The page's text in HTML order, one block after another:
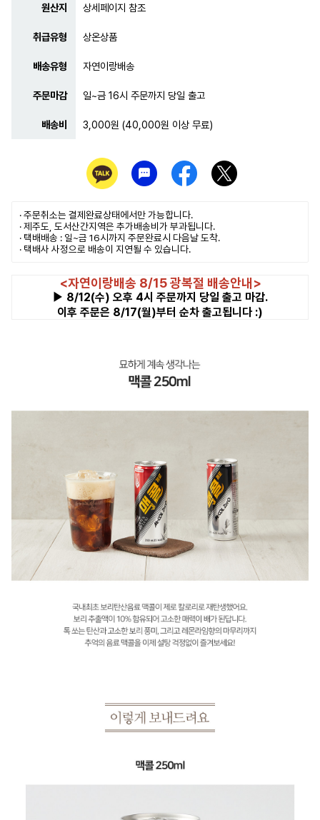
원산지 상세페이지 참조
취급유형 상온상품
배송유형 자연이랑배송
주문마감 일~금 16시 주문까지 당일 출고
배송비 3,000원 (40,000원 이상 무료)
· 주문취소는 결제완료상태에서만 가능합니다.
· 제주도, 도서산간지역은 추가배송비가 부과됩니다.
· 택배배송 : 일~금 16시까지 주문완료시 다음날 도착.
· 택배사 사정으로 배송이 지연될 수 있습니다.
<자연이랑배송 8/15 광복절 배송안내>
▶ 8/12(수) 오후 4시 주문까지 당일 출고 마감.
이후 주문은 8/17(월)부터 순차 출고됩니다 :)